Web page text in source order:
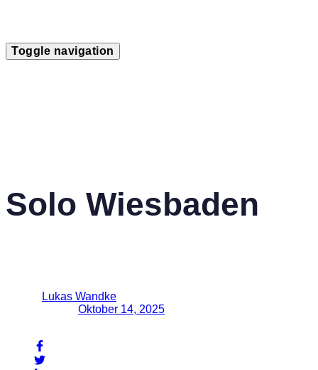
Toggle navigation
Solo Wiesbaden
Lukas Wandke
Oktober 14, 2025